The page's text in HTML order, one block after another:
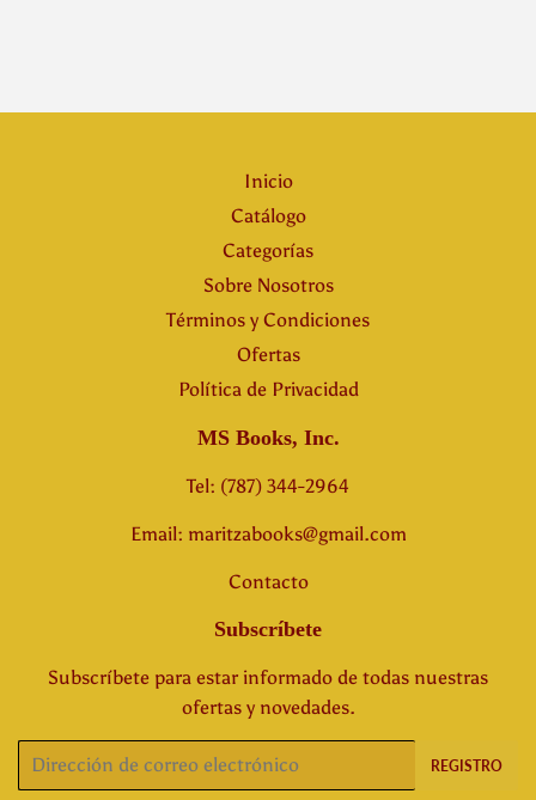
Inicio
Catálogo
Categorías
Sobre Nosotros
Términos y Condiciones
Ofertas
Política de Privacidad
MS Books, Inc.
Tel: (787) 344-2964
Email: maritzabooks@gmail.com
Contacto
Subscríbete
Subscríbete para estar informado de todas nuestras
ofertas y novedades.
Correo
REGISTRO